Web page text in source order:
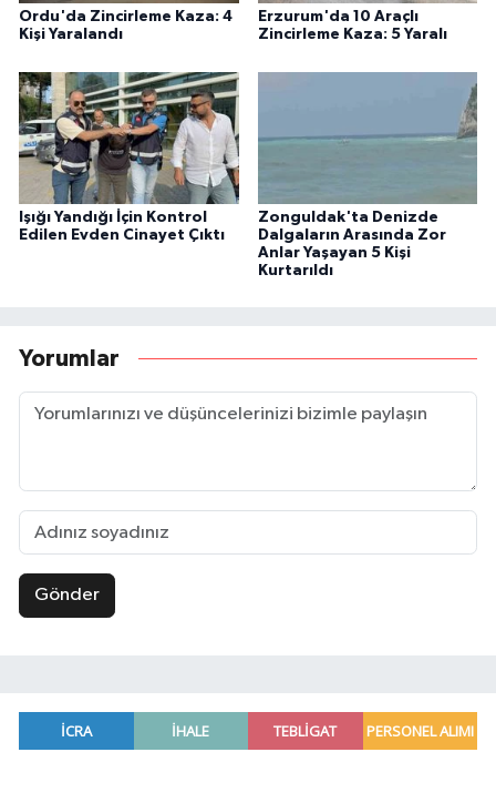
Ordu'da Zincirleme Kaza: 4
Kişi Yaralandı
Erzurum'da 10 Araçlı
Zincirleme Kaza: 5 Yaralı
Işığı Yandığı İçin Kontrol
Edilen Evden Cinayet Çıktı
Zonguldak'ta Denizde
Dalgaların Arasında Zor
Anlar Yaşayan 5 Kişi
Kurtarıldı
Yorumlar
Gönder